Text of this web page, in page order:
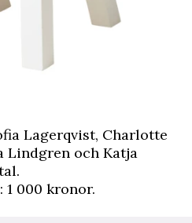
Lagerqvist, Charlotte
Lindgren och Katja
000 kronor.